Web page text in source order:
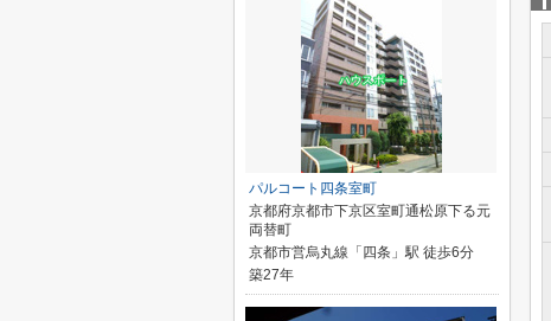
パルコート四条室町
京都府京都市下京区室町通松原下る元
両替町
京都市営烏丸線「四条」駅 徒歩6分
築27年